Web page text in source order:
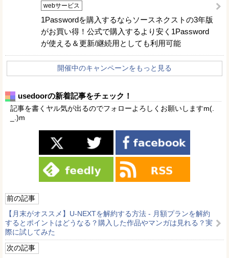
webサービス
1Passwordを購入するならソースネクストの3年版
がお買い得！公式で購入するより安く1Password
が使える＆更新/継続用としても利用可能
開催中のキャンペーンをもっと見る
usedoorの新着記事をチェック！
記事を書くヤル気が出るのでフォローよろしくお願いしますm(.
_.)m
前の記事
【月末がオススメ】U-NEXTを解約する方法 - 月額プランを解約
するとポイントはどうなる？購入した作品やマンガは見れる？実
際に試してみた
次の記事